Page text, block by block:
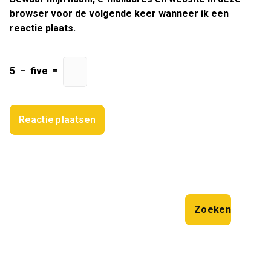
browser voor de volgende keer wanneer ik een
reactie plaats.
5 − five =
Zoeken